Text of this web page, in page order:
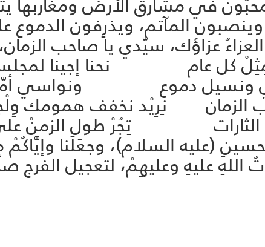
وينصبون المآتم، ويذرِفون
عزاؤك، سيّدي يا صاحب
ومِثِلْ كل عام نحنا إجينا
ونسيل دموع ونواسي أمّك
الزمان نِرِيْد نخفف همومك
الثارات تِجُرْ طولِ الزمنْ على
(عليه السلام)، وجعَلَنا وإيَّاكُمْ
عليهِ وعليهِمْ، لتعجيل